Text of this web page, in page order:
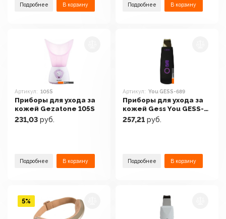
Подробнее В корзину Подробнее В корзину
Артикул: 105S
Приборы для ухода за
кожей Gezatone 105S
231,03 руб.
Подробнее В корзину
Артикул: You GESS-689
Приборы для ухода за
кожей Gess You GESS-
689
257,21 руб.
Подробнее В корзину
5%